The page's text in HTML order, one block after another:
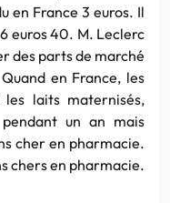
en France 3 euros. Il
euros 40. M. Leclerc
des parts de marché
en France, les
les laits maternisés,
un an mais
cher en pharmacie.
chers en pharmacie.